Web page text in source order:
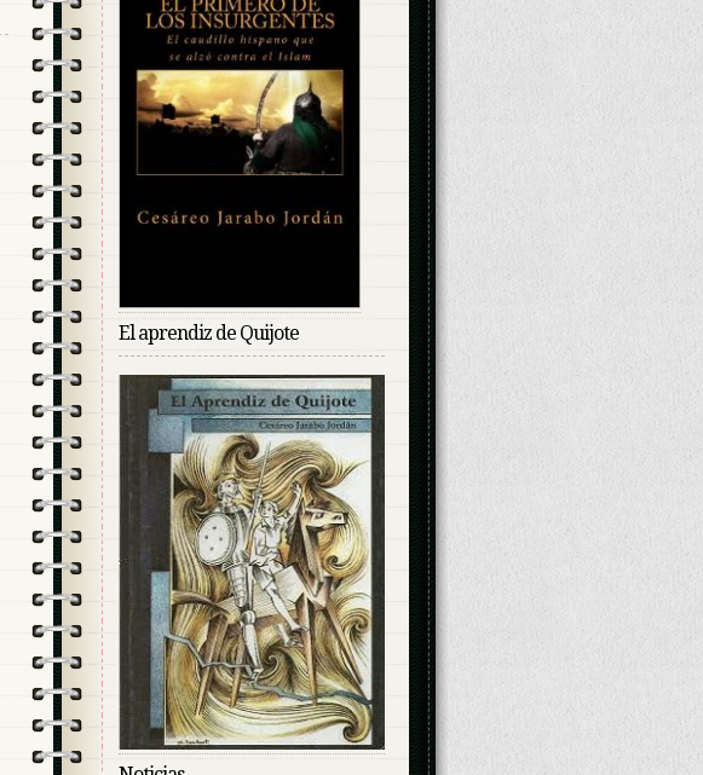
El aprendiz de Quijote